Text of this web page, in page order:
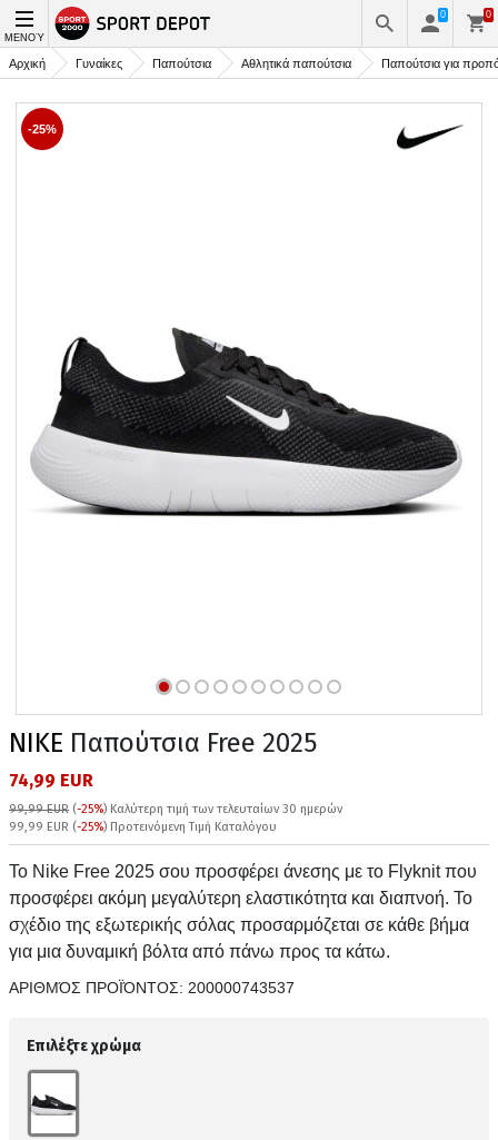
ΜΕΝΟΎ
0 0
Αρχική Γυναίκες Παπούτσια Αθλητικά παπούτσια Παπούτσια για
-25%
NIKE Παπούτσια Free 2025
74,99 EUR
99,99 EUR (-25%) Καλύτερη τιμή των τελευταίων 30 ημερών
99,99 EUR (-25%) Προτεινόμενη Τιμή Καταλόγου
Το Nike Free 2025 σου προσφέρει άνεσης με το Flyknit που
προσφέρει ακόμη μεγαλύτερη ελαστικότητα και διαπνοή. Το
σχέδιο της εξωτερικής σόλας προσαρμόζεται σε κάθε βήμα
για μια δυναμική βόλτα από πάνω προς τα κάτω.
ΑΡΙΘΜΌΣ ΠΡΟΪΌΝΤΟΣ: 200000743537
Επιλέξτε χρώμα